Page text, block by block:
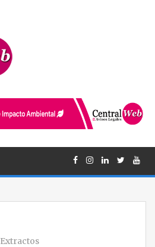
Extractos